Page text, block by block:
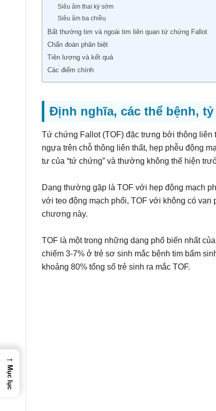
Siêu âm thai kỳ sớm
Siêu âm ba chiều
Bất thường tim và ngoài tim liên quan tứ chứng Fallot
Chẩn đoán phân biệt
Tiên lượng và kết quả
Các điểm chính
Định nghĩa, các thể bệnh, tỷ
Tứ chứng Fallot (TOF) đặc trưng bởi thông
ngựa trên chỗ thông liên thất, hẹp phễu động
tư của “tứ chứng” và thường không thể hiện
Dạng thường gặp là TOF với hẹp động mạch
với teo động mạch phổi, TOF với không có
chương này.
TOF là một trong những dạng phổ biến nhất
chiếm 3-7% ở trẻ sơ sinh mắc bệnh tim bẩm
khoảng 80% tổng số trẻ sinh ra mắc TOF.
→
Mục lục